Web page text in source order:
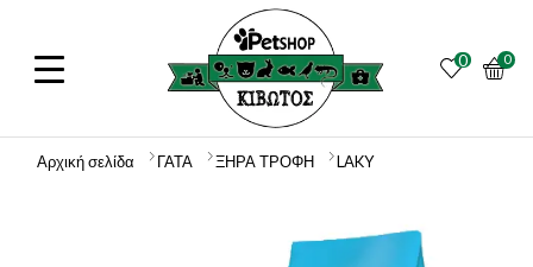
0 0
Αρχική σελίδα ΓΑΤΑ ΞΗΡΑ ΤΡΟΦΗ LAKY